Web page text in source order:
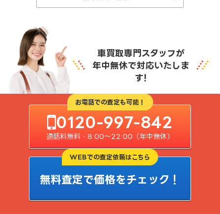
車買取専門スタッフが
年中無休で対応いたしま
す!
お電話での査定も可能！
0120-997-842
通話料無料・8:00〜22:00（年中無休）
WEBでの査定依頼はこちら
無料査定で価格をチェック！